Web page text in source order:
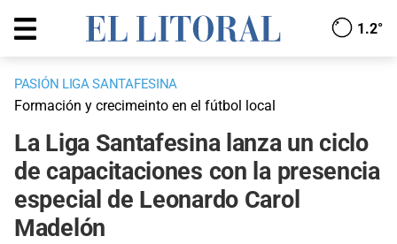
1.2°
PASIÓN LIGA SANTAFESINA
Formación y crecimeinto en el fútbol local
La Liga Santafesina lanza un ciclo
de capacitaciones con la presencia
especial de Leonardo Carol
Madelón